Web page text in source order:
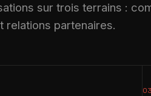
sur trois terrains :
relations partenaires.
03